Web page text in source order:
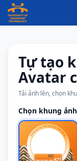
Tự tạo
Avatar
Tải ảnh lên, chọn
Chọn khung